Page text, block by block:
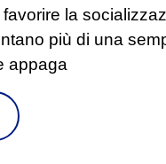
la
più di una
appaga